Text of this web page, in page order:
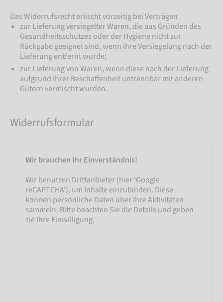
Das Widerrufsrecht erlischt vorzeitig bei Verträgen
zur Lieferung versiegelter Waren, die aus Gründen des
Gesundheitsschutzes oder der Hygiene nicht zur
Rückgabe geeignet sind, wenn ihre Versiegelung nach der
Lieferung entfernt wurde;
zur Lieferung von Waren, wenn diese nach der Lieferung
aufgrund ihrer Beschaffenheit untrennbar mit anderen
Gütern vermischt wurden.
Widerrufsformular
Wir brauchen Ihr Einverständnis!
Wir benutzen Drittanbieter (hier 'Google
reCAPTCHA'), um Inhalte einzubinden. Diese
können persönliche Daten über Ihre Aktivitäten
sammeln. Bitte beachten Sie die Details und geben
sie Ihre Einwilligung.